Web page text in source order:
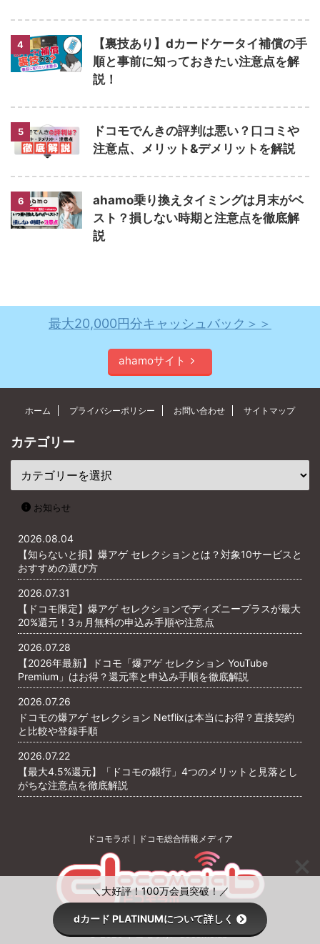
4
【裏技あり】dカードケータイ補償の手
順と事前に知っておきたい注意点を解
説！
5
ドコモでんきの評判は悪い？口コミや
注意点、メリット&デメリットを解説
6
ahamo乗り換えタイミングは月末がベ
スト？損しない時期と注意点を徹底解
説
最大20,000円分キャッシュバック＞＞
ahamoサイト
ホーム プライバシーポリシー お問い合わせ サイトマップ
カテゴリー
お知らせ
2026.08.04
【知らないと損】爆アゲ セレクションとは？対象10サービスと
おすすめの選び方
2026.07.31
【ドコモ限定】爆アゲ セレクションでディズニープラスが最大
20%還元！3ヵ月無料の申込み手順や注意点
2026.07.28
【2026年最新】ドコモ「爆アゲ セレクション YouTube
Premium」はお得？還元率と申込み手順を徹底解説
2026.07.26
ドコモの爆アゲ セレクション Netflixは本当にお得？直接契約
と比較や登録手順
2026.07.22
【最大4.5%還元】「ドコモの銀行」4つのメリットと見落とし
がちな注意点を徹底解説
ドコモラボ｜ドコモ総合情報メディア
© 2026 ドコモラボ -docomolab-
＼大好評！100万会員突破！／
dカード PLATINUMについて詳しく